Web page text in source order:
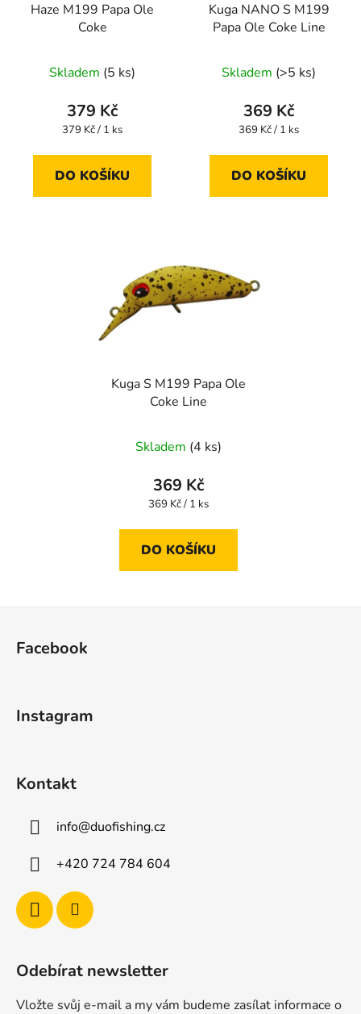
Haze M199 Papa Ole
Coke
Skladem (5 ks)
379 Kč
Měrná
379 Kč / 1 ks
DO KOŠÍKU
Kuga NANO S M199
Papa Ole Coke Line
Skladem (>5 ks)
369 Kč
Měrná
369 Kč / 1 ks
DO KOŠÍKU
Kuga S M199 Papa Ole
Coke Line
Skladem (4 ks)
369 Kč
Měrná
369 Kč / 1 ks
DO KOŠÍKU
Facebook
Instagram
Kontakt
info@duofishing.cz
+420 724 784 604
Odebírat newsletter
Vložte svůj e-mail a my vám budeme zasílat informace o